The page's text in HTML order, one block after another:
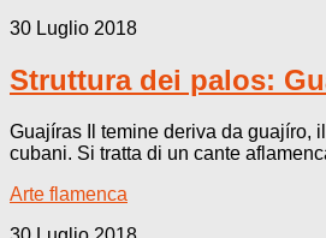
30 Luglio 2018
Struttura dei palos:
Guajíras Il temine deriva da guajíro,
cubani. Si tratta di un cante
Arte flamenca